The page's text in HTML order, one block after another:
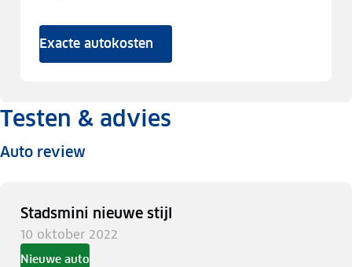
Exacte autokosten
Testen & advies
Auto review
Stadsmini nieuwe stijl
10 oktober 2022
Nieuwe auto